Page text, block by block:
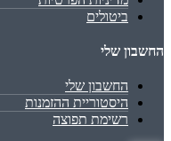
ביטולים
החשבון שלי
החשבון שלי
היסטוריית ההזמנות
רשימת תפוצה